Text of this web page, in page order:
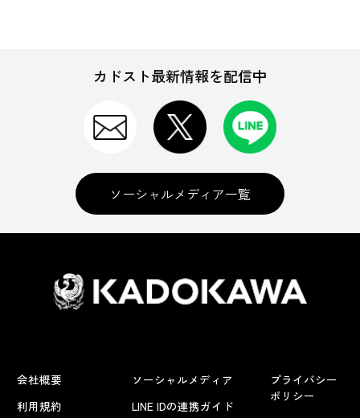
カドスト最新情報を配信中
ソーシャルメディア一覧
会社概要
利用規約
ソーシャルメディア
LINE IDの連携ガイド
プライバシー
ポリシー